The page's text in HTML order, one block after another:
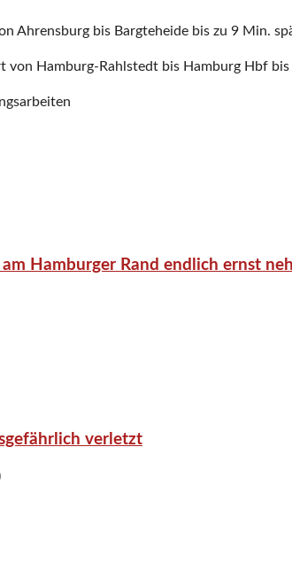
Ahrensburg bis Bargteheide bis zu 9 Min.
Hamburg-Rahlstedt bis Hamburg Hbf
Hamburger Rand endlich ernst
verletzt